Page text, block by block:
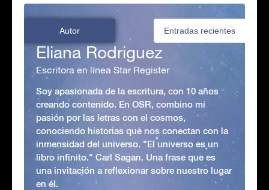
Autor Entradas recientes
Eliana Rodriguez
Escritora en línea Star Register
Soy apasionada de la escritura, con 10 años
creando contenido. En OSR, combino mi
pasión por las letras con el cosmos,
conociendo historias que nos conectan con la
inmensidad del universo. "El universo es un
libro infinito." Carl Sagan. Una frase que es
una invitación a reflexionar sobre nuestro lugar
en él.